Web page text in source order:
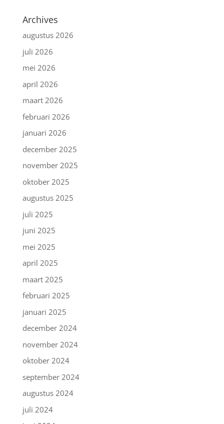
Archives
augustus 2026
juli 2026
mei 2026
april 2026
maart 2026
februari 2026
januari 2026
december 2025
november 2025
oktober 2025
augustus 2025
juli 2025
juni 2025
mei 2025
april 2025
maart 2025
februari 2025
januari 2025
december 2024
november 2024
oktober 2024
september 2024
augustus 2024
juli 2024